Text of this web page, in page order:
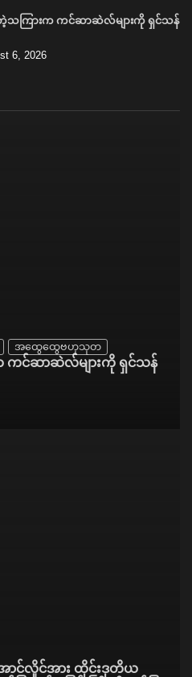
ကြားက ကင်ဆာဆဲလ်များကို ရှင်သန်
6, 2026
အထွေထွေဗဟုသုတ
င်ဆာဆဲလ်များကို ရှင်သန်
ောင်လှိုင်အား ထိုင်းဒုတိယ